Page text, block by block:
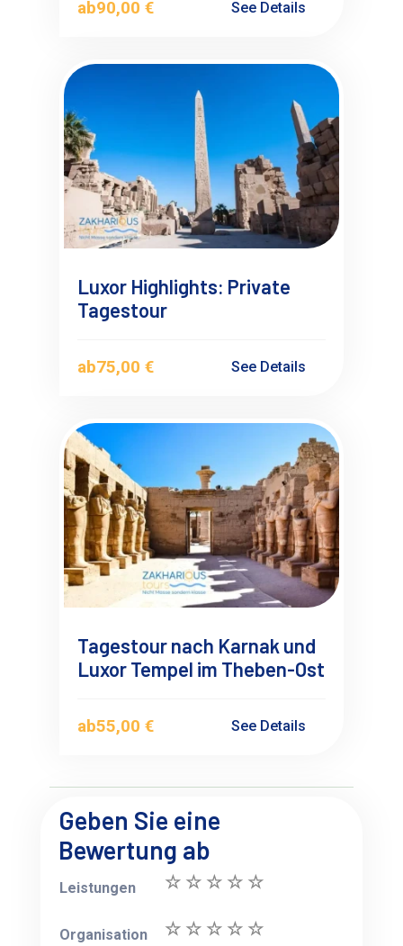
ab90,00 € See Details
Luxor Highlights: Private
Tagestour
ab75,00 € See Details
Tagestour nach Karnak und
Luxor Tempel im Theben-Ost
ab55,00 € See Details
Geben Sie eine
Bewertung ab
Leistungen
Organisation